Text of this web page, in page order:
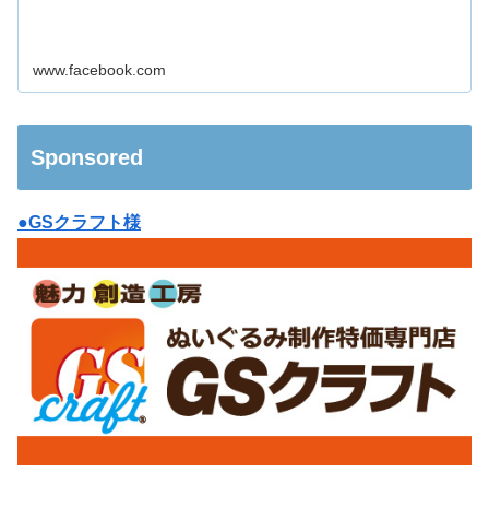
www.facebook.com
Sponsored
●GSクラフト様